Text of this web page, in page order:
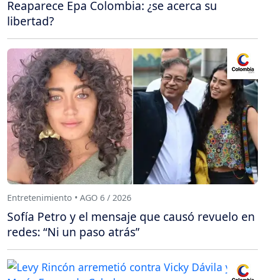
Reaparece Epa Colombia: ¿se acerca su
libertad?
Entretenimiento • AGO 6 / 2026
Sofía Petro y el mensaje que causó revuelo en
redes: “Ni un paso atrás”